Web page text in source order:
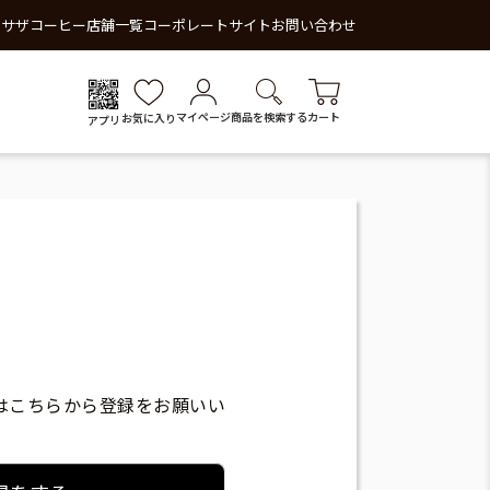
ザコーヒー店舗一覧コーポレートサイトお問い合わせ
アプリ お気に入り マイページ商品を検索するカート
ちらから登録をお願いい